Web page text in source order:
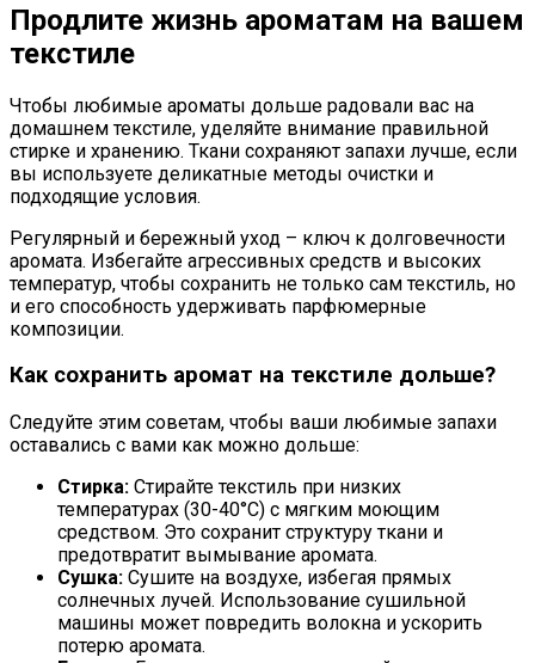
Продлите жизнь ароматам на вашем
текстиле
Чтобы любимые ароматы дольше радовали вас на
домашнем текстиле, уделяйте внимание правильной
стирке и хранению. Ткани сохраняют запахи лучше, если
вы используете деликатные методы очистки и
подходящие условия.
Регулярный и бережный уход – ключ к долговечности
аромата. Избегайте агрессивных средств и высоких
температур, чтобы сохранить не только сам текстиль, но
и его способность удерживать парфюмерные
композиции.
Как сохранить аромат на текстиле дольше?
Следуйте этим советам, чтобы ваши любимые запахи
оставались с вами как можно дольше:
Стирка: Стирайте текстиль при низких
температурах (30-40°C) с мягким моющим
средством. Это сохранит структуру ткани и
предотвратит вымывание аромата.
Сушка: Сушите на воздухе, избегая прямых
солнечных лучей. Использование сушильной
машины может повредить волокна и ускорить
потерю аромата.